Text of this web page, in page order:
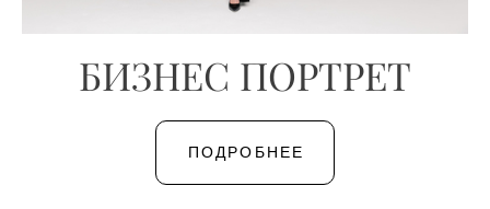
БИЗНЕС ПОРТРЕТ
ПОДРОБНЕЕ